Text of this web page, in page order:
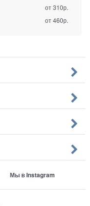
от 310р.
от 460р.
Мы в Instagram